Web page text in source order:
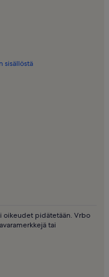
sisällöstä
oikeudet pidätetään. Vrbo
tai